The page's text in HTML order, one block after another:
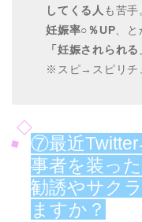
してくる人 も苦手
妊娠率○％UP 、
「妊娠されられ
※スピ→スピリチ
⑦最近Twitter
事者を装っ
勧誘やサク
ますか？